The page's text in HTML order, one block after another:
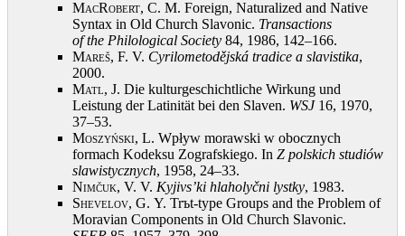
MacRobert, C. M. Foreign, Naturalized and Native
Syntax in Old Church Slavonic. Transactions
of the Philological Society 84, 1986, 142–166.
Mareš, F. V. Cyrilometodějská tradice a slavistika,
2000.
Matl, J. Die kulturgeschichtliche Wirkung und
Leistung der Latinität bei den Slaven. WSJ16, 1970,
37–53.
Moszyński, L. Wpływ morawski w obocznych
formach Kodeksu Zografskiego. In Z polskich studiów
slawistycznych, 1958, 24–33.
Nimčuk, V. V. Kyjivs’ki hlaholyčni lystky, 1983.
Shevelov, G. Y. Trъt-type Groups and the Problem of
Moravian Components in Old Church Slavonic.